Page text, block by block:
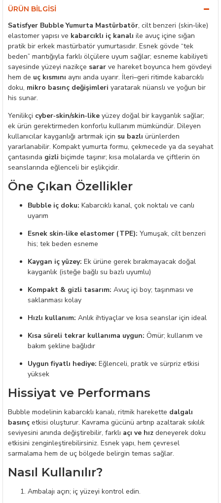
ÜRÜN BILGISI
Satisfyer Bubble Yumurta Mastürbatör, cilt benzeri (skin‑like)
elastomer yapısı ve kabarcıklı iç kanalı ile avuç içine sığan
pratik bir erkek mastürbatör yumurtasıdır. Esnek gövde “tek
beden” mantığıyla farklı ölçülere uyum sağlar; esneme kabiliyeti
sayesinde yüzeyi nazikçe sarar ve hareket boyunca hem gövdeyi
hem de uç kısmını aynı anda uyarır. İleri–geri ritimde kabarcıklı
doku, mikro basınç değişimleri yaratarak nüanslı ve yoğun bir
his sunar.
Yenilikçi cyber‑skin/skin‑like yüzey doğal bir kayganlık sağlar;
ek ürün gerektirmeden konforlu kullanım mümkündür. Dileyen
kullanıcılar kayganlığı artırmak için su bazlı ürünlerden
yararlanabilir. Kompakt yumurta formu, çekmecede ya da seyahat
çantasında gizli biçimde taşınır; kısa molalarda ve çiftlerin ön
seanslarında eğlenceli bir eşlikçidir.
Öne Çıkan Özellikler
Bubble iç doku: Kabarcıklı kanal, çok noktalı ve canlı
uyarım
Esnek skin‑like elastomer (TPE): Yumuşak, cilt benzeri
his; tek beden esneme
Kaygan iç yüzey: Ek ürüne gerek bırakmayacak doğal
kayganlık (isteğe bağlı su bazlı uyumlu)
Kompakt & gizli tasarım: Avuç içi boy; taşınması ve
saklanması kolay
Hızlı kullanım: Anlık ihtiyaçlar ve kısa seanslar için ideal
Kısa süreli tekrar kullanıma uygun: Ömür; kullanım ve
bakım şekline bağlıdır
Uygun fiyatlı hediye: Eğlenceli, pratik ve sürpriz etkisi
yüksek
Hissiyat ve Performans
Bubble modelinin kabarcıklı kanalı, ritmik harekette dalgalı
basınç etkisi oluşturur. Kavrama gücünü artırıp azaltarak sıkılık
seviyesini anında değiştirebilir, farklı açı ve hız deneyerek doku
etkisini zenginleştirebilirsiniz. Esnek yapı, hem çevresel
sarmalama hem de uç bölgede belirgin temas sağlar.
Nasıl Kullanılır?
Ambalajı açın; iç yüzeyi kontrol edin.